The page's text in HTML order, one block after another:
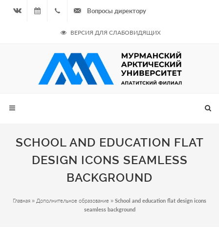
09.08.2026
- Чётная
неделя
964
687
Вопросы директору
ВЕРСИЯ ДЛЯ СЛАБОВИДЯЩИХ
SCHOOL AND EDUCATION FLAT
DESIGN ICONS SEAMLESS
BACKGROUND
Главная » Дополнительное образование » School and education flat design icons
seamless background